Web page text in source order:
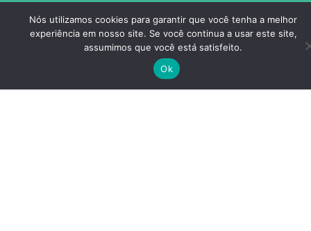
Nós utilizamos cookies para garantir que você tenha a melhor
experiência em nosso site. Se você continua a usar este site,
assumimos que você está satisfeito.
Ok